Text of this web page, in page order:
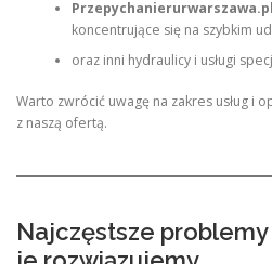
Przepychanierurwarszawa.pl
koncentrujące się na szybkim
oraz inni hydraulicy i usługi
Warto zwrócić uwagę na zakres usług i
z naszą ofertą.
Najczęstsze